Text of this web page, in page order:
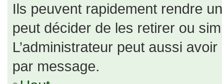
Ils peuvent rapidement rendre
peut décider de les retirer ou
L’administrateur peut aussi
par message.